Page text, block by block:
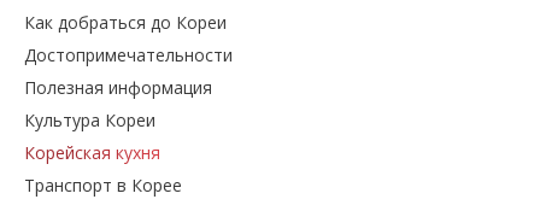
Как добраться до Кореи
Достопримечательности
Полезная информация
Культура Кореи
Корейская кухня
Транспорт в Корее